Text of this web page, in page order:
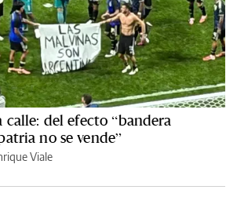
calle: del efecto “bandera
no se vende”
Viale